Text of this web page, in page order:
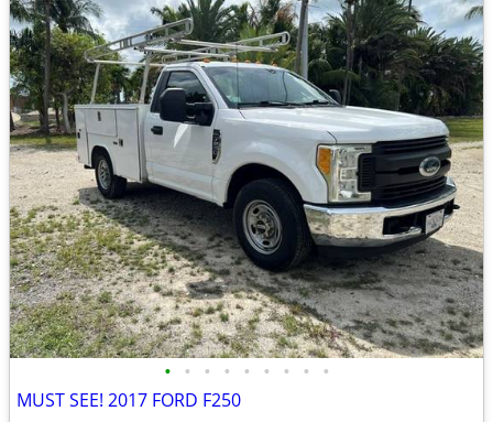
• • • • • • • • •
MUST SEE! 2017 FORD F250